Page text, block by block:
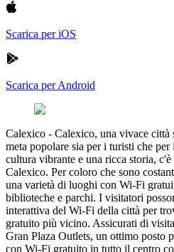
Scarica per iOS
Scarica per Android
Calexico - Calexico, una vivace città
meta popolare sia per i turisti che
cultura vibrante e una ricca storia, c'è
Calexico. Per coloro che sono
una varietà di luoghi con Wi-Fi
biblioteche e parchi. I visitatori
interattiva del Wi-Fi della città per
gratuito più vicino. Assicurati di
Gran Plaza Outlets, un ottimo posto
con Wi-Fi gratuito in tutto il centro